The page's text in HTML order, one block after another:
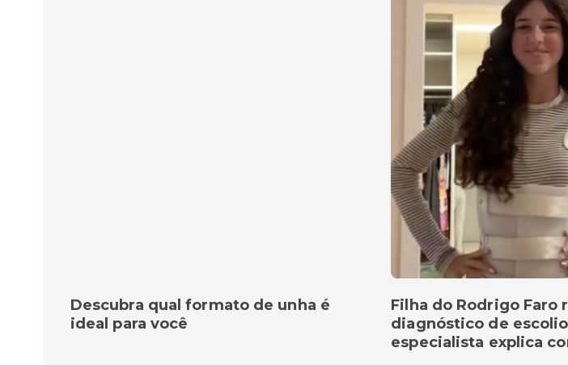
Filha do Rodrigo Faro
diagnóstico de
especialista explica
Descubra qual formato de unha é
ideal para você